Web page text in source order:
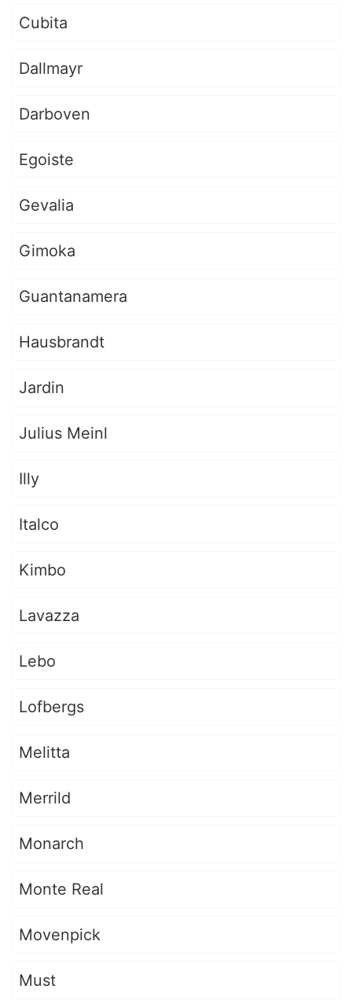
Cubita
Dallmayr
Darboven
Egoiste
Gevalia
Gimoka
Guantanamera
Hausbrandt
Jardin
Julius Meinl
Illy
Italco
Kimbo
Lavazza
Lebo
Lofbergs
Melitta
Merrild
Monarch
Monte Real
Movenpick
Must